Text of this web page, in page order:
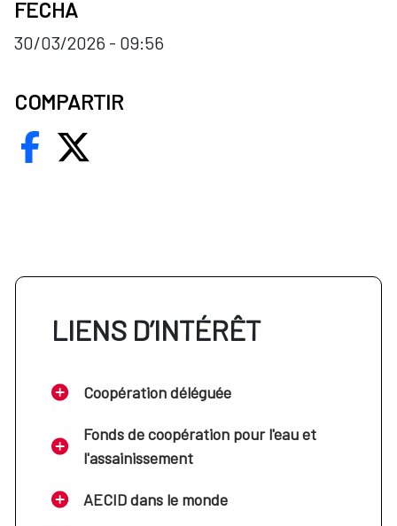
FECHA
30/03/2026 - 09:56
COMPARTIR
LIENS D’INTÉRÊT
Coopération déléguée
Fonds de coopération pour l'eau et
l'assainissement
AECID dans le monde